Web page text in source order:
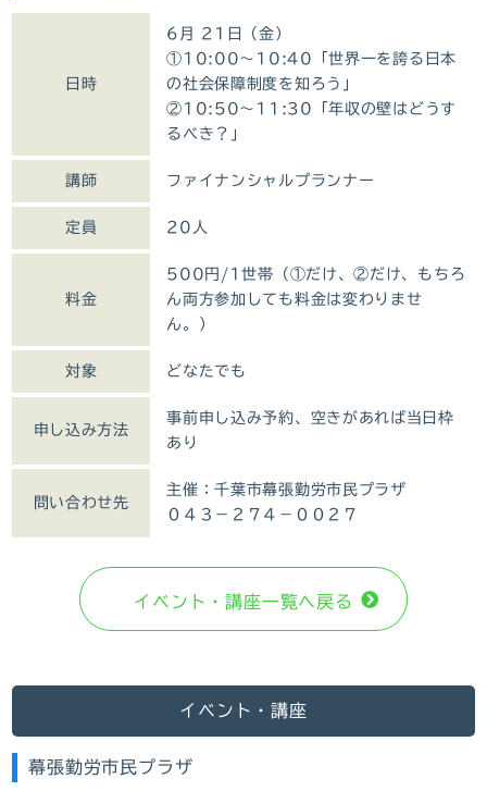
日時
6月 21日（金）
①10:00～10:40「世界一を誇る日本
の社会保障制度を知ろう」
②10:50～11:30「年収の壁はどうす
るべき？」
講師 ファイナンシャルプランナー
定員 20人
料金
500円/1世帯（①だけ、②だけ、もちろ
ん両方参加しても料金は変わりませ
ん。）
対象 どなたでも
申し込み方法
事前申し込み予約、空きがあれば当日枠
あり
問い合わせ先
主催：千葉市幕張勤労市民プラザ
０４３－２７４－００２７
イベント・講座⼀覧へ戻る
イベント・講座
幕張勤労市民プラザ